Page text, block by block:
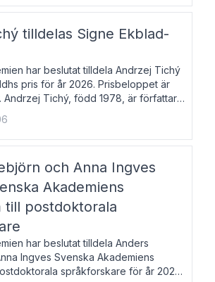
stol 18 och kommer att ta sitt inträde vid
tilldelas Signe Ekblad-
har beslutat tilldela Andrzej Tichý
pris för år 2026. Prisbeloppet är
Andrzej Tichý, född 1978, är författare
Han debuterade 2005 med den
Sex liter l
och Anna Ingves
Akademiens
till postdoktorala
har beslutat tilldela Anders
Ingves Svenska Akademiens
språkforskare för år 2026.